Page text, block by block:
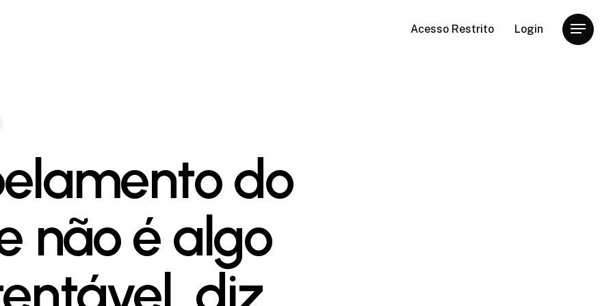
Acesso Restrito Login Menu
do
não é algo